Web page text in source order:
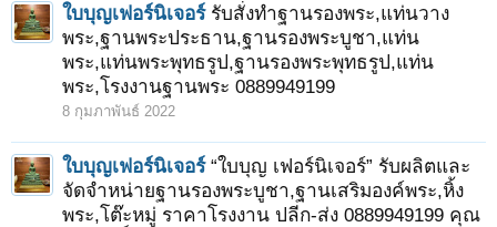
ใบบุญเฟอร์นิเจอร์ รับสั่งทำฐานรองพระ,แท่นวาง
พระ,ฐานพระประธาน,ฐานรองพระบูชา,แท่น
พระ,แท่นพระพุทธรูป,ฐานรองพระพุทธรูป,แท่น
พระ,โรงงานฐานพระ 0889949199
8 กุมภาพันธ์ 2022
ใบบุญเฟอร์นิเจอร์ “ใบบุญ เฟอร์นิเจอร์” รับผลิตและ
จัดจำหน่ายฐานรองพระบูชา,ฐานเสริมองค์พระ,หิ้ง
พระ,โต๊ะหมู่ ราคาโรงงาน ปลีก-ส่ง 0889949199 คุณ